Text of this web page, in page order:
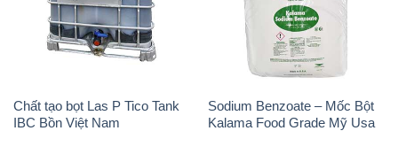
Chất tạo bọt Las P Tico Tank
IBC Bồn Việt Nam
Sodium Benzoate – Mốc Bột
Kalama Food Grade Mỹ Usa